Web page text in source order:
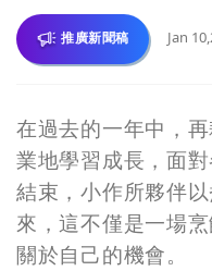
推廣新聞稿 Jan
在過去的一年中，
業地學習成長，面
結束，小作所夥伴
來，這不僅是一場
關於自己的機會。